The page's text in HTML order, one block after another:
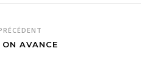
ON AVANCE